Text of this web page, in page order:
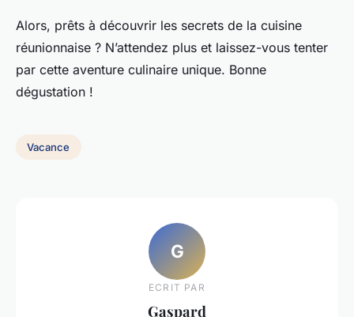
Alors, prêts à découvrir les secrets de la cuisine
réunionnaise ? N’attendez plus et laissez-vous tenter
par cette aventure culinaire unique. Bonne
dégustation !
Vacance
G
ECRIT PAR
Gaspard